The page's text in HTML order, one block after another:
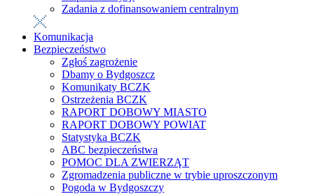
Zadania z dofinansowaniem centralnym
Komunikacja
Bezpieczeństwo
Zgłoś zagrożenie
Dbamy o Bydgoszcz
Komunikaty BCZK
Ostrzeżenia BCZK
RAPORT DOBOWY MIASTO
RAPORT DOBOWY POWIAT
Statystyka BCZK
ABC bezpieczeństwa
POMOC DLA ZWIERZĄT
Zgromadzenia publiczne w trybie uproszczonym
Pogoda w Bydgoszczy